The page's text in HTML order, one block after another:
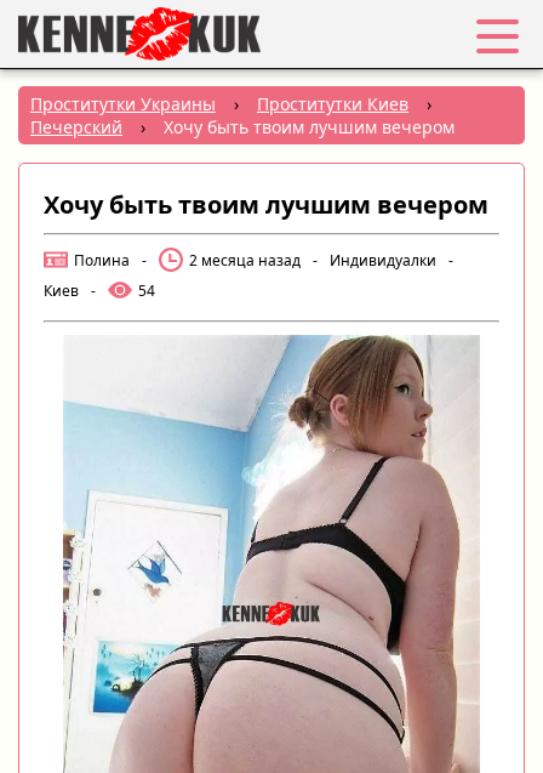
Избранное
Вход
Регистрация
Города:
РУС|
УКР
Создать объявление
Проститутки Украины › Проститутки Киев
›
Печерский
› Хочу быть твоим лучшим вечером
Хочу быть твоим лучшим вечером
Полина - 2 месяца назад - Индивидуалки
-
Киев - 54